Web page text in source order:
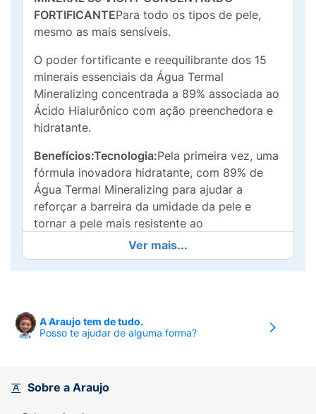
FORTIFICANTEPara todo os tipos de pele,
mesmo as mais sensíveis.
O poder fortificante e reequilibrante dos 15
minerais essenciais da Água Termal
Mineralizing concentrada a 89% associada ao
Ácido Hialurônico com ação preenchedora e
hidratante.
Benefícios:Tecnologia:Pela primeira vez, uma
fórmula inovadora hidratante, com 89% de
Água Termal Mineralizing para ajudar a
reforçar a barreira da umidade da pele e
tornar a pele mais resistente ao
envelhecimento visível causado por fatores
ambientais combinados com ácido
hialurônico para hidratar a pele.
fortalece e torna a pele mais resistente ao
envelhecimento visível causado pela poluição,
tonificada.
Ver mais...
A Araujo tem de tudo.
Posso te ajudar de alguma forma?
Sobre a Araujo